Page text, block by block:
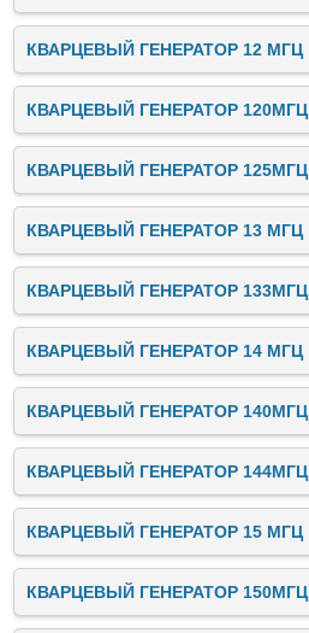
КВАРЦЕВЫЙ ГЕНЕРАТОР 12 МГЦ
КВАРЦЕВЫЙ ГЕНЕРАТОР 120МГЦ
КВАРЦЕВЫЙ ГЕНЕРАТОР 125МГЦ
КВАРЦЕВЫЙ ГЕНЕРАТОР 13 МГЦ
КВАРЦЕВЫЙ ГЕНЕРАТОР 133МГЦ
КВАРЦЕВЫЙ ГЕНЕРАТОР 14 МГЦ
КВАРЦЕВЫЙ ГЕНЕРАТОР 140МГЦ
КВАРЦЕВЫЙ ГЕНЕРАТОР 144МГЦ
КВАРЦЕВЫЙ ГЕНЕРАТОР 15 МГЦ
КВАРЦЕВЫЙ ГЕНЕРАТОР 150МГЦ